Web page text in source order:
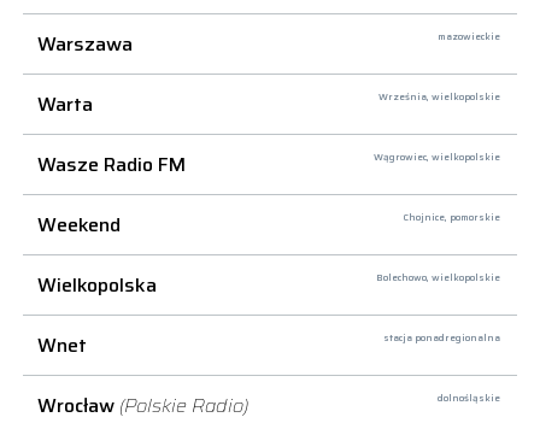
Warszawa mazowieckie
Warta Września, wielkopolskie
Wasze Radio FM Wągrowiec, wielkopolskie
Weekend Chojnice, pomorskie
Wielkopolska Bolechowo, wielkopolskie
Wnet stacja ponadregionalna
Wrocław (Polskie Radio) dolnośląskie